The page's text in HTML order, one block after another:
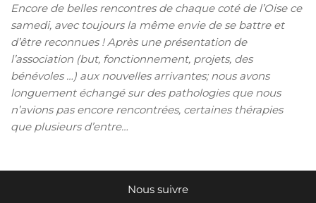
Encore de belles rencontres de chaque coté de l’Oise ce
samedi, avec toujours la même envie de se battre et
d’être reconnues ! Après une présentation de
l’association (but, fonctionnement, projets, des
bénévoles …) aux nouvelles arrivantes; nous avons
longuement échangé sur des pathologies que nous
n’avions pas encore rencontrées, certaines thérapies
que plusieurs d’entre…
Nous suivre